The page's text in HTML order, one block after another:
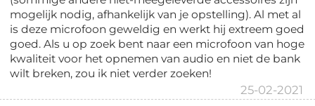
mogelijk nodig, afhankelijk van je opstelling). Al met al
is deze microfoon geweldig en werkt hij extreem goed
goed. Als u op zoek bent naar een microfoon van hoge
kwaliteit voor het opnemen van audio en niet de bank
wilt breken, zou ik niet verder zoeken!
25-02-2021